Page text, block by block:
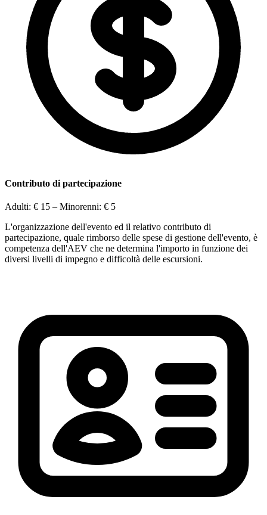
Contributo di partecipazione
Adulti: € 15 – Minorenni: € 5
L'organizzazione dell'evento ed il relativo contributo di
partecipazione, quale rimborso delle spese di gestione dell'evento, è
competenza dell'AEV che ne determina l'importo in funzione dei
diversi livelli di impegno e difficoltà delle escursioni.